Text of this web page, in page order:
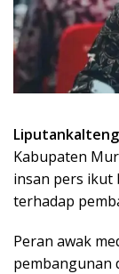
Kabupaten
insan pers ikut
terhadap
Peran awak
pembangunan